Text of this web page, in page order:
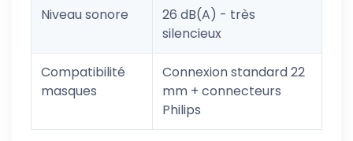
Niveau sonore
26 dB(A) - très
silencieux
Compatibilité
masques
Connexion standard 22
mm + connecteurs
Philips